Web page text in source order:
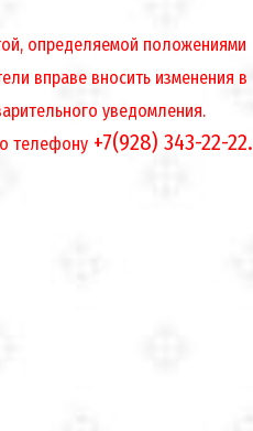
определяемой положениями
вправе вносить изменения в
уведомления.
телефону+7(928) 343-22-22.